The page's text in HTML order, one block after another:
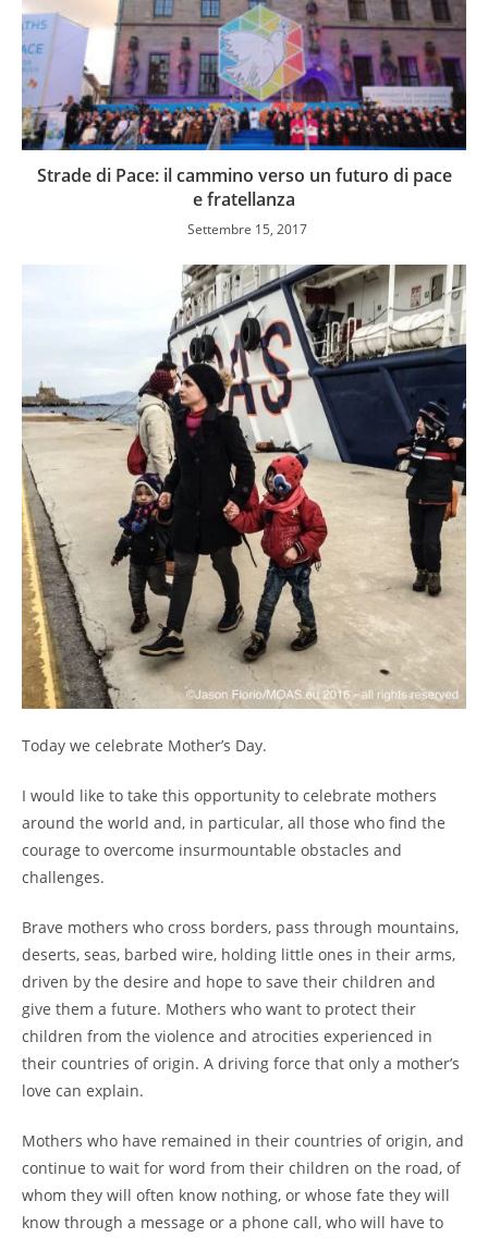
Strade di Pace: il cammino verso un futuro di pace
e fratellanza
Settembre 15, 2017
Today we celebrate Mother’s Day.
I would like to take this opportunity to celebrate mothers
around the world and, in particular, all those who find the
courage to overcome insurmountable obstacles and
challenges.
Brave mothers who cross borders, pass through mountains,
deserts, seas, barbed wire, holding little ones in their arms,
driven by the desire and hope to save their children and
give them a future. Mothers who want to protect their
children from the violence and atrocities experienced in
their countries of origin. A driving force that only a mother’s
love can explain.
Mothers who have remained in their countries of origin, and
continue to wait for word from their children on the road, of
whom they will often know nothing, or whose fate they will
know through a message or a phone call, who will have to